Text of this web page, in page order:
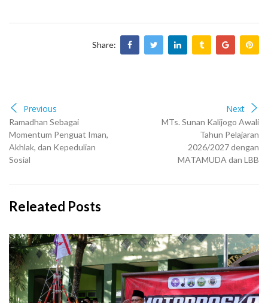
Share:
Previous
Ramadhan Sebagai
Momentum Penguat Iman,
Akhlak, dan Kepedulian
Sosial
Next
MTs. Sunan Kalijogo Awali
Tahun Pelajaran
2026/2027 dengan
MATAMUDA dan LBB
Releated Posts